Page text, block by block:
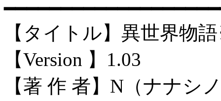
【タイトル】異世界物
【Version 】1.03
【著 作 者】N（ナナシ